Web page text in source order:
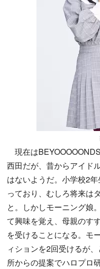
現在は
西田だが、昔からアイド
はないようだ。小学校2
っており、むしろ将来は
と。しかしモーニング娘
て興味を覚え、母親のす
を受けることになる。モ
ィションを2回受けるが
所からの提案でハロプロ